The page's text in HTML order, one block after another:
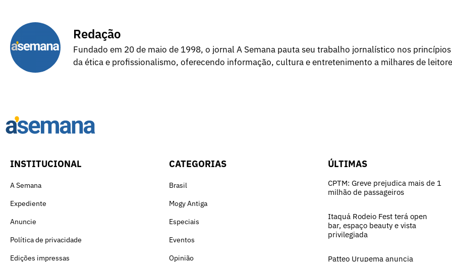
Redação
Fundado em 20 de maio de 1998, o jornal A Semana pauta seu trabalho jornalístico nos princípios
da ética e profissionalismo, oferecendo informação, cultura e entretenimento a milhares de
INSTITUCIONAL
A Semana
Expediente
Anuncie
Política de privacidade
Edições impressas
CATEGORIAS
Brasil
Mogy Antiga
Especiais
Eventos
Opinião
ÚLTIMAS
CPTM: Greve prejudica mais de 1
milhão de passageiros
Itaquá Rodeio Fest terá open
bar, espaço beauty e vista
privilegiada
Patteo Urupema anuncia